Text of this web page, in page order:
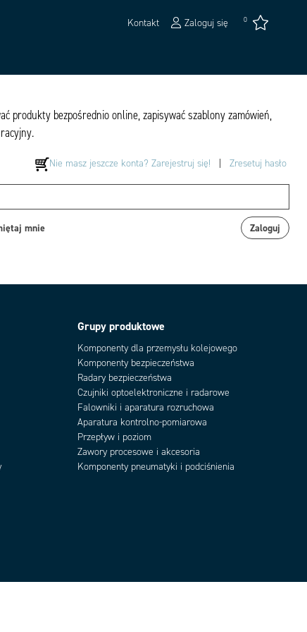
Kontakt Zaloguj się 0
produkty bezpośrednio online, zapisywać szablony zamówień,
Nie masz jeszcze konta? Zarejestruj się! Zresetuj hasło
mnie Zaloguj
Grupy produktowe
Komponenty dla przemysłu kolejowego
Komponenty bezpieczeństwa
Radary bezpieczeństwa
Czujniki optoelektroniczne i radarowe
Falowniki i aparatura rozruchowa
Aparatura kontrolno-pomiarowa
Przepływ i poziom
Zawory procesowe i akcesoria
Komponenty pneumatyki i podciśnienia